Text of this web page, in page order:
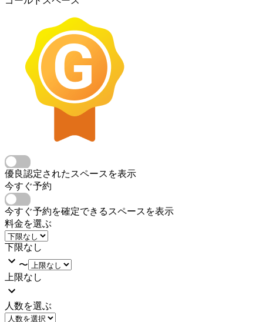
優良認定されたスペースを表示
今すぐ予約
今すぐ予約を確定できるスペースを表示
料金を選ぶ
下限なし
〜
上限なし
人数を選ぶ